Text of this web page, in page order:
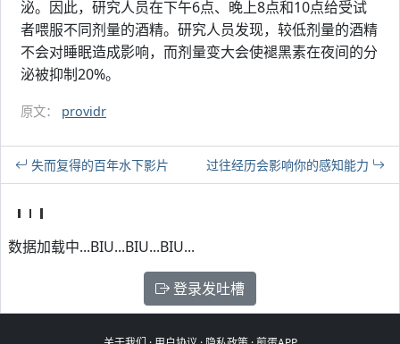
泌。因此，研究人员在下午6点、晚上8点和10点给受试
者喂服不同剂量的酒精。研究人员发现，较低剂量的酒精
不会对睡眠造成影响，而剂量变大会使褪黑素在夜间的分
泌被抑制20%。
原文： providr
失而复得的百年水下影片 过往经历会影响你的感知能力
数据加载中...BIU...BIU...BIU...
登录发吐槽